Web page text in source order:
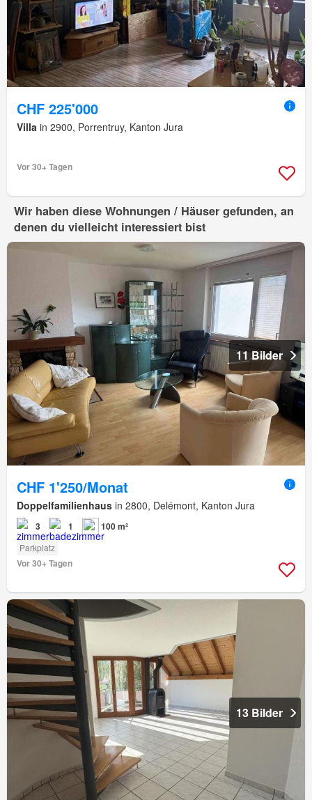
CHF 225'000
Villa in 2900, Porrentruy, Kanton Jura
Vor 30+ Tagen
Wir haben diese Wohnungen / Häuser gefunden, an
denen du vielleicht interessiert bist
11 Bilder
CHF 1'250/Monat
Doppelfamilienhaus in 2800, Delémont, Kanton Jura
3 1 100 m²
Parkplatz
Vor 30+ Tagen
13 Bilder